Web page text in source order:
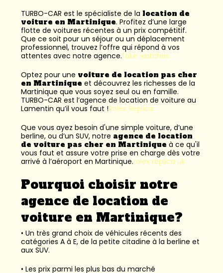
TURBO-CAR est le spécialiste de la location de
voiture en Martinique. Profitez d’une large
flotte de voitures récentes à un prix compétitif.
Que ce soit pour un séjour ou un déplacement
professionnel, trouvez l’offre qui répond à vos
attentes avec notre agence.fake watches
Optez pour une voiture de location pas cher
en Martinique et découvrez les richesses de la
Martinique que vous soyez seul ou en famille.
TURBO-CAR est l’agence de location de voiture au
Lamentin qu’il vous faut !Rolex Replica
Que vous ayez besoin d'une simple voiture, d’une
berline, ou d’un SUV, notre agence de location
de voiture pas cher en Martinique à ce qu'il
vous faut et assure votre prise en charge dès votre
arrivé à l’aéroport en Martinique.rolex replica uk
Pourquoi choisir notre
agence de location de
voiture en Martinique?
• Un très grand choix de véhicules récents des
catégories A à E, de la petite citadine à la berline et
aux SUV.
• Les prix parmi les plus bas du marché